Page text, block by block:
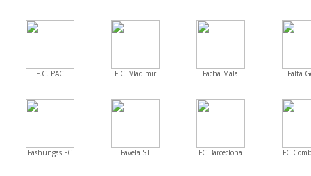
F.C. PAC F.C. Vladimir Facha Mala Falta
Fashungas FC Favela ST FC Barceclona FC